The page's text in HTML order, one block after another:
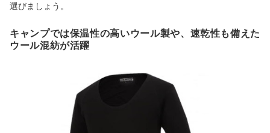
選びましょう。
キャンプでは保温性の高いウール製や、速乾性も備えた
ウール混紡が活躍